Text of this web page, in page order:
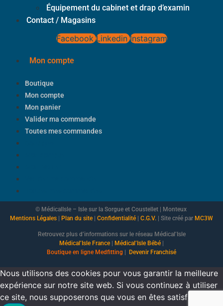
Équipement du cabinet et drap d’examin
Contact / Magasins
Facebook Linkedin Instagram
Mon compte
Boutique
Mon compte
Mon panier
Valider ma commande
Toutes mes commandes
© MédicalIsle – Isle sur la Sorgue et Coustellet | Monteux
Mentions Légales | Plan du site | Confidentialité | C.G.V. | Site créé par MC3W
Retrouvez plus d’informations sur le réseau Médical’Isle
Médical’Isle France
Médical’Isle Bébé
Boutique en ligne Medfitting Devenir Franchisé
Nous utilisons des cookies pour vous garantir la meilleure
expérience sur notre site web. Si vous continuez à utiliser
ce site, nous supposerons que vous en êtes satisfait.